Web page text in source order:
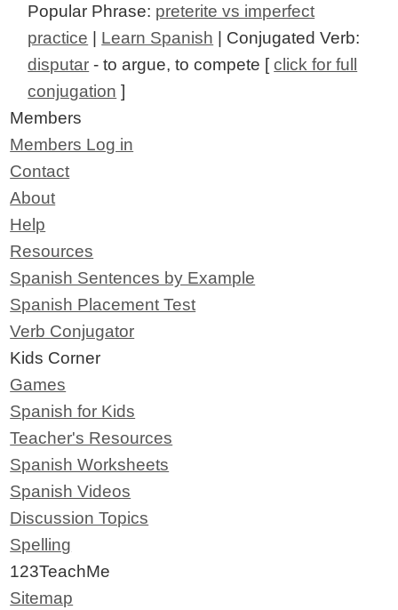
Popular Phrase: preterite vs imperfect
practice | Learn Spanish | Conjugated Verb:
disputar - to argue, to compete [click for full
conjugation ]
Members
Members Log in
Contact
About
Help
Resources
Spanish Sentences by Example
Spanish Placement Test
Verb Conjugator
Kids Corner
Games
Spanish for Kids
Teacher's Resources
Spanish Worksheets
Spanish Videos
Discussion Topics
Spelling
123TeachMe
Sitemap